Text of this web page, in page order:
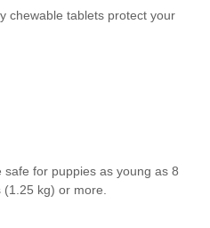
chewable tablets protect your
for puppies as young as 8
kg) or more.